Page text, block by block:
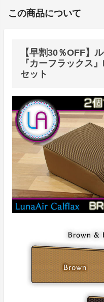
この商品について
【早割30％OFF】
『カーフラックス
セット